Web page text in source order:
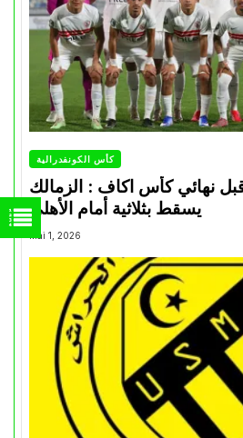
كأس الكونفدرالية
نهائي كأس اكاف : الزمالك
Mai 1, 2026